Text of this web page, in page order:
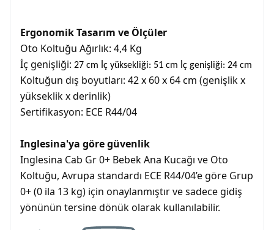
Ergonomik Tasarım ve Ölçüler
Oto Koltuğu Ağırlık: 4,4 Kg
İç genişliği: 27 cm İç yüksekliği: 51 cm İç genişliği: 24 cm
Koltuğun dış boyutları: 42 x 60 x 64 cm (genişlik x
yükseklik x derinlik)
Sertifikasyon: ECE R44/04
Inglesina'ya göre güvenlik
Inglesina Cab Gr 0+ Bebek Ana Kucağı ve Oto
Koltuğu, Avrupa standardı ECE R44/04’e göre Grup
0+ (0 ila 13 kg) için onaylanmıştır ve sadece gidiş
yönünün tersine dönük olarak kullanılabilir.